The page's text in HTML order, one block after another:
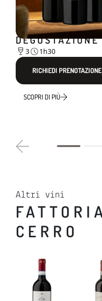
Degustazioni
LA NOBILE
DEGUSTAZIONE
3 1h30
RICHIEDI PRENOTAZIONE
SCOPRI DI PIÙ
Altri vini
CERRO